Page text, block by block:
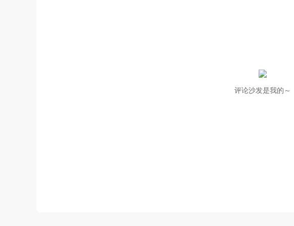
评论沙发是我的～